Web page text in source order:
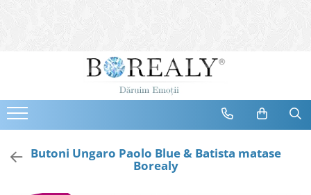
Bijuterii
Cercei
Bratari
ColiereButoni Ungaro Paolo Blue & Batista matase
Borealy